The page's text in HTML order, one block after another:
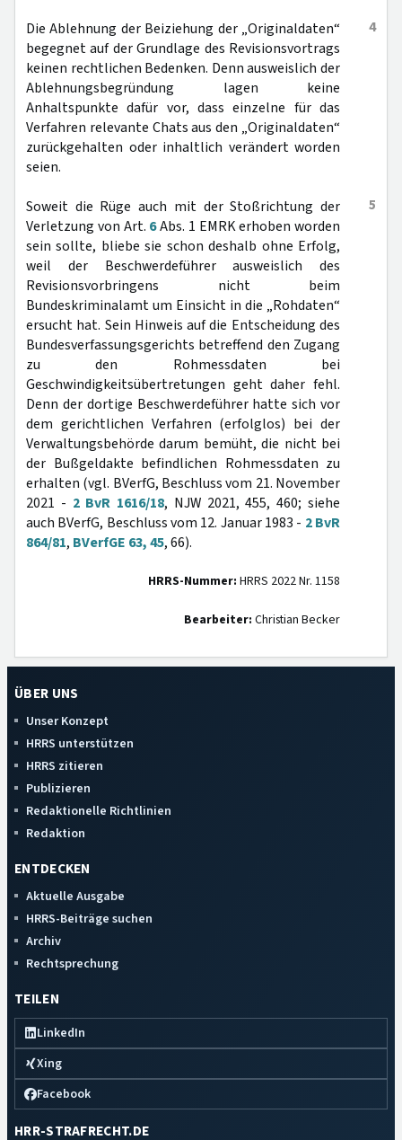
4
Die Ablehnung der Beiziehung der „Originaldaten“
begegnet auf der Grundlage des Revisionsvortrags
keinen rechtlichen Bedenken. Denn ausweislich der
Ablehnungsbegründung lagen keine
Anhaltspunkte dafür vor, dass einzelne für das
Verfahren relevante Chats aus den „Originaldaten“
zurückgehalten oder inhaltlich verändert worden
seien.
5
Soweit die Rüge auch mit der Stoßrichtung der
Verletzung von Art. 6Abs. 1 EMRK erhoben worden
sein sollte, bliebe sie schon deshalb ohne Erfolg,
weil der Beschwerdeführer ausweislich des
Revisionsvorbringens nicht beim
Bundeskriminalamt um Einsicht in die „Rohdaten“
ersucht hat. Sein Hinweis auf die Entscheidung des
Bundesverfassungsgerichts betreffend den Zugang
zu den Rohmessdaten bei
Geschwindigkeitsübertretungen geht daher fehl.
Denn der dortige Beschwerdeführer hatte sich vor
dem gerichtlichen Verfahren (erfolglos) bei der
Verwaltungsbehörde darum bemüht, die nicht bei
der Bußgeldakte befindlichen Rohmessdaten zu
erhalten (vgl. BVerfG, Beschluss vom 21. November
2021 - 2 BvR 1616/18, NJW 2021, 455, 460; siehe
auch BVerfG, Beschluss vom 12. Januar 1983 - 2 BvR
864/81, BVerfGE 63, 45, 66).
HRRS-Nummer: HRRS 2022 Nr. 1158
Bearbeiter: Christian Becker
ÜBER UNS
Unser Konzept
HRRS unterstützen
HRRS zitieren
Publizieren
Redaktionelle Richtlinien
Redaktion
ENTDECKEN
Aktuelle Ausgabe
HRRS-Beiträge suchen
Archiv
Rechtsprechung
TEILEN
LinkedIn
Xing
Facebook
HRR-STRAFRECHT.DE